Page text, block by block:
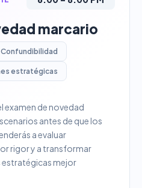
marcario
Confundibilidad
estratégicas
examen de novedad
antes de que los
a evaluar
rigor y a transformar
estratégicas mejor